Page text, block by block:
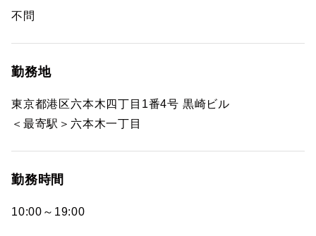
不問
勤務地
東京都港区六本木四丁目1番4号 黒崎ビル
＜最寄駅＞六本木一丁目
勤務時間
10:00～19:00